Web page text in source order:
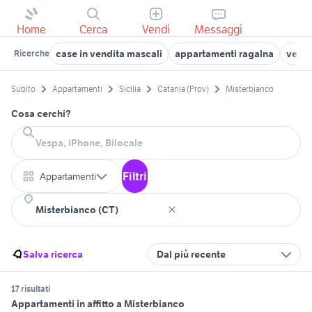
Home Cerca Vendi Messaggi
Ricerche case in vendita mascali appartamenti ragalna
Subito Appartamenti Sicilia Catania (Prov) Misterbianco
Cosa cerchi?
Appartamenti Filtri
Salva ricerca Dal più recente
17 risultati
Appartamenti in affitto a Misterbianco